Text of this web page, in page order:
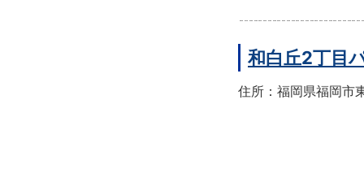
和白丘2丁目
住所：福岡県福岡市